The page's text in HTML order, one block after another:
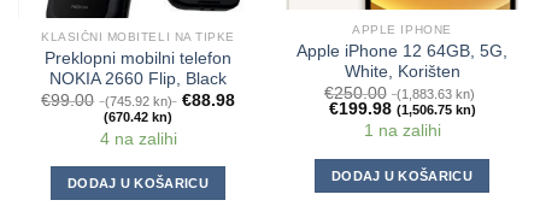
KLASIČNI MOBITELI NA TIPKE
Preklopni mobilni telefon
NOKIA 2660 Flip, Black
€99.00 (745.92 kn) €88.98
(670.42 kn)
4 na zalihi
DODAJ U KOŠARICU
APPLE IPHONE
Apple iPhone 12 64GB, 5G,
White, Korišten
€250.00 (1,883.63 kn)
€199.98 (1,506.75 kn)
1 na zalihi
DODAJ U KOŠARICU